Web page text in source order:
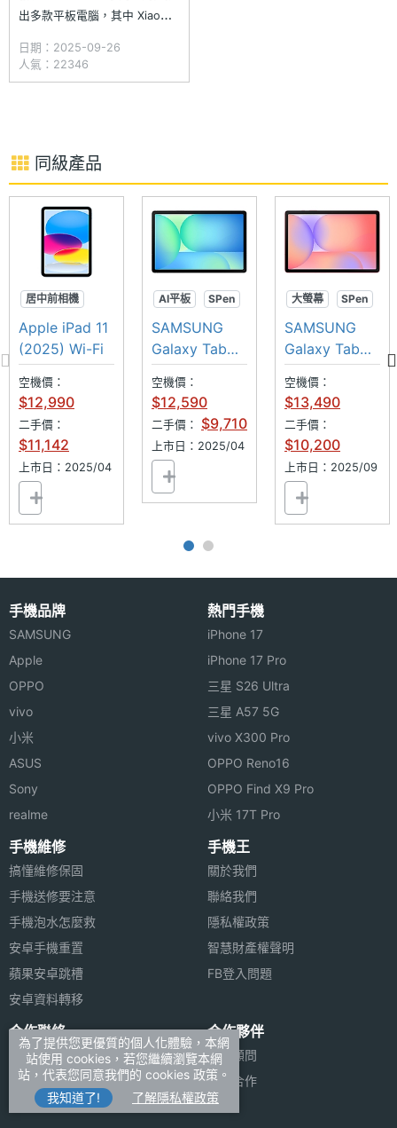
出多款平板電腦，其中 Xiaomi
寸旗艦平板市場的產品，以「效
能最強迷你平板」為核心定位，
日期：2025-09-26
人氣：22346
同級產品
居中前相機
TouchID
A16晶片
Apple iPad 11
(2025) Wi-Fi
空機價：
$12,990
二手價：
$11,142
上市日：2025/04
AI平板
SPen
超防水
SAMSUNG
Galaxy Tab
S10 FE Wi-Fi
空機價：
$12,590
二手價： $9,710
上市日：2025/04
大螢幕
SPen
AI平板
SAMSUNG
Galaxy Tab
S10 Lite 5G
空機價：
$13,490
二手價：
$10,200
上市日：2025/09
手機品牌
SAMSUNG
Apple
OPPO
vivo
小米
ASUS
Sony
realme
熱門手機
iPhone 17
iPhone 17 Pro
三星 S26 Ultra
三星 A57 5G
vivo X300 Pro
OPPO Reno16
OPPO Find X9 Pro
小米 17T Pro
手機維修
搞懂維修保固
手機送修要注意
手機泡水怎麼救
安卓手機重置
蘋果安卓跳槽
安卓資料轉移
手機王
關於我們
聯絡我們
隱私權政策
智慧財產權聲明
FB登入問題
合作聯絡
廣告刊登
加入商店報價
新聞聯絡
合作夥伴
法律顧問
媒體合作
為了提供您更優質的個人化體驗，本網
站使用 cookies，若您繼續瀏覽本網
站，代表您同意我們的 cookies 政策。
我知道了!
了解隱私權政策